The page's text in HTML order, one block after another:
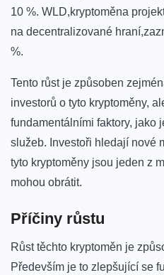
10 %. WLD,kryptoměna
⁣na decentralizované
%.
Tento růst ‌je způsoben‌
investorů o tyto kryptoměny,
fundamentálními faktory, ​jako
služeb.​ Investoři hledají nové
tyto kryptoměny jsou jeden z
mohou obrátit.
Příčiny ⁣růstu
Růst těchto ⁤kryptoměn je
Především⁢ je to zlepšující se